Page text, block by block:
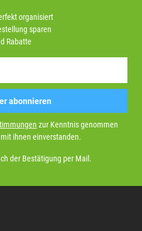
organisiert
sparen
Rabatte
abonnieren
zur Kenntnis genommen
ihnen einverstanden.
der Bestätigung per Mail.